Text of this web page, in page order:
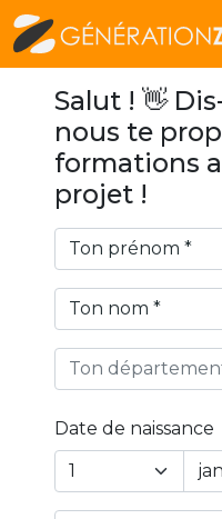
Salut ! 👋
nous te
formations
projet !
Ton
Date de naissance
Year
Day